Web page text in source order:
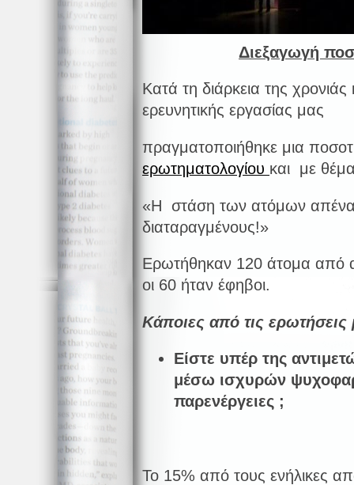
Διεξαγωγή
Κατά τη διάρκεια της χρονιάς
ερευνητικής εργασίας μας
πραγματοποιήθηκε μια
ερωτηματολογίου και με
«H στάση των ατόμων
διαταραγμένους!»
Ερωτήθηκαν 120 άτομα από
οι 60 ήταν έφηβοι.
Κάποιες από τις ερωτήσεις
Είστε υπέρ της
μέσω ισχυρών
παρενέργειες ;
Το 15% από τους ενήλικες